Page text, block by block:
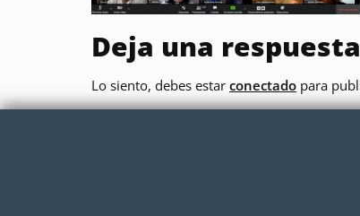
Deja una respuesta
Lo siento, debes estar conectado para